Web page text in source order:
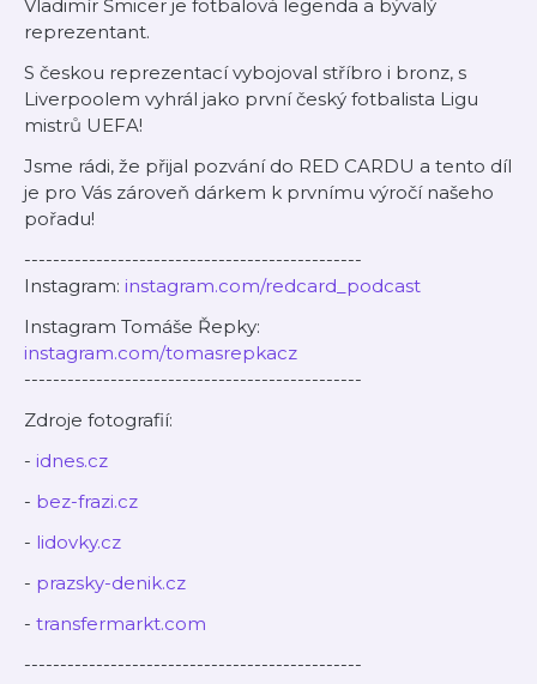
Vladimír Šmicer je fotbalová legenda a bývalý
reprezentant.
S českou reprezentací vybojoval stříbro i bronz, s
Liverpoolem vyhrál jako první český fotbalista Ligu
mistrů UEFA!
Jsme rádi, že přijal pozvání do RED CARDU a tento díl
je pro Vás zároveň dárkem k prvnímu výročí našeho
pořadu!
-----------------------------------------------
Instagram: instagram.com/redcard_podcast
Instagram Tomáše Řepky:
instagram.com/tomasrepkacz
-----------------------------------------------
Zdroje fotografií:
- idnes.cz
- bez-frazi.cz
- lidovky.cz
- prazsky-denik.cz
- transfermarkt.com
-----------------------------------------------